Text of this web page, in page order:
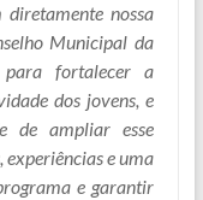
nossa
Municipal da
para fortalecer a
dos jovens, e
de ampliar esse
e uma
e garantir